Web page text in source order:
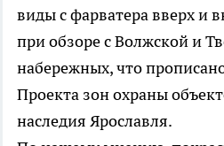
виды с фарватера вверх и
при обзоре с Волжской и
набережных, что
Проекта зон охраны
наследия Ярославля.